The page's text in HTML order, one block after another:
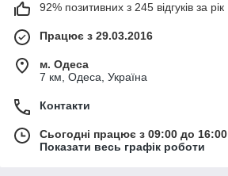
92% позитивних з 245 відгуків за рік
Працює з 29.03.2016
м. Одеса
7 км, Одеса, Україна
Контакти
Сьогодні працює з 09:00 до 16:00
Показати весь графік роботи